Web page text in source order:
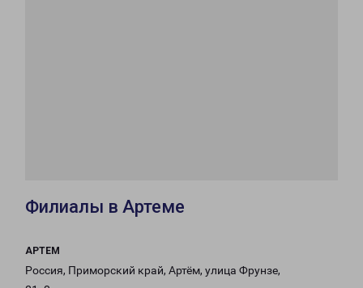
Филиалы в Артеме
АРТЕМ
Россия, Приморский край, Артём, улица Фрунзе,